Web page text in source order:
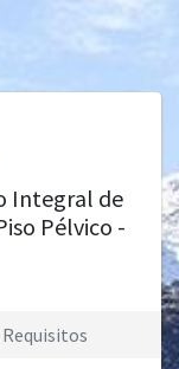
Integral de
Pélvico -
Requisitos